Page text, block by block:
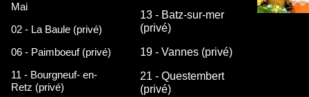
Mai
02 - La Baule (privé)
06 - Paimboeuf (privé)
11 - Bourgneuf- en-
Retz (privé)
13 - Batz-sur-mer
(privé)
19 - Vannes (privé)
21 - Questembert
(privé)